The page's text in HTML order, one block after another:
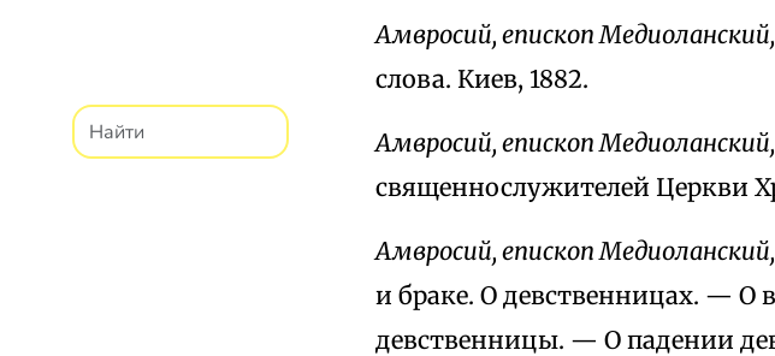
Амвросий, епископ
слова. Киев, 1882.
Амвросий, епископ
священнослужителей Церкви
Амвросий, епископ
и браке. О девственницах. — О
девственницы. — O падении